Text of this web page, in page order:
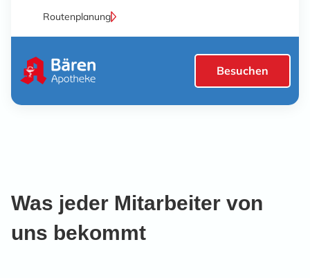
Routenplanung
Besuchen
Was jeder Mitarbeiter von
uns bekommt